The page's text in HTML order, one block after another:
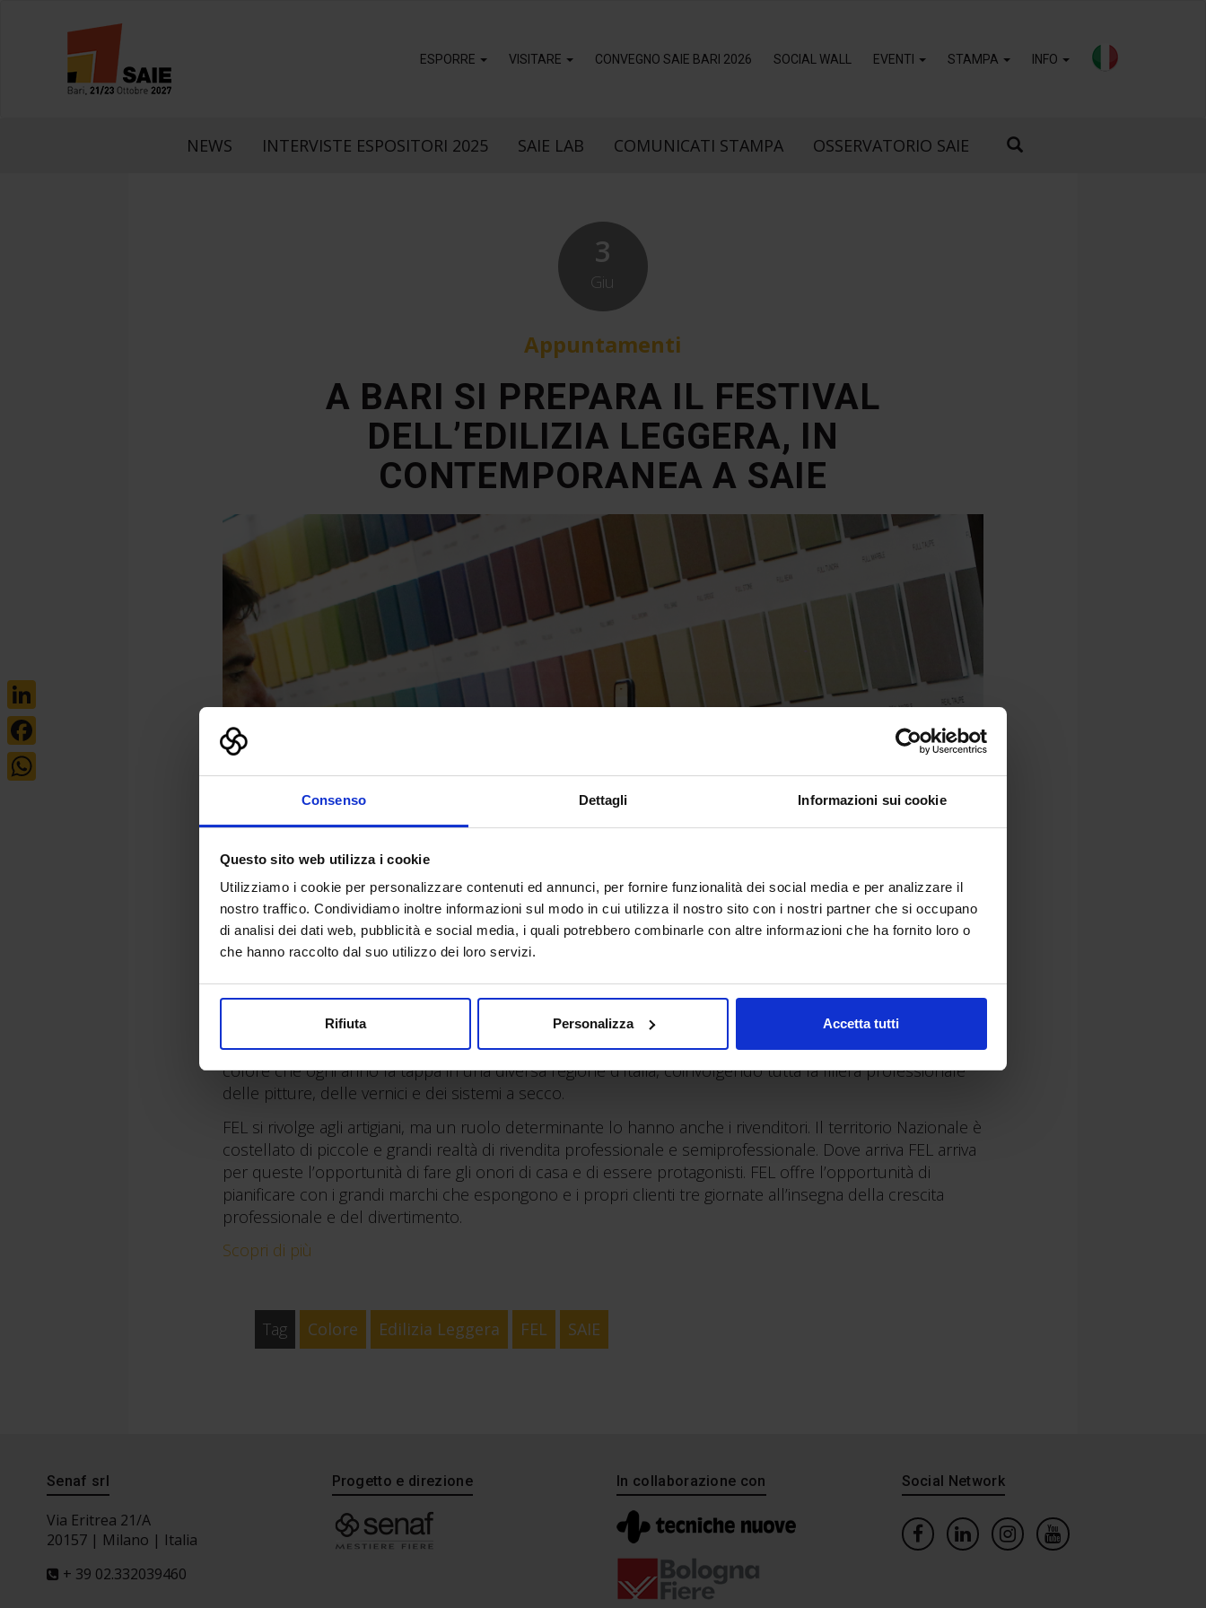
Consenso Dettagli Informazioni sui cookie
Questo sito web utilizza i cookie
Utilizziamo i cookie per personalizzare contenuti ed annunci, per fornire funzionalità dei social media e per analizzare il
nostro traffico. Condividiamo inoltre informazioni sul modo in cui utilizza il nostro sito con i nostri partner che si occupano
di analisi dei dati web, pubblicità e social media, i quali potrebbero combinarle con altre informazioni che ha fornito loro o
che hanno raccolto dal suo utilizzo dei loro servizi.
Rifiuta Personalizza Accetta tutti
ESPORRE VISITARE CONVEGNO SAIE BARI 2026 SOCIAL WALL EVENTI STAMPA INFO
NEWS INTERVISTE ESPOSITORI 2025 SAIE LAB COMUNICATI STAMPA OSSERVATORIO SAIE
3
Giu
Appuntamenti
A BARI SI PREPARA IL FESTIVAL
DELL’EDILIZIA LEGGERA, IN
CONTEMPORANEA A SAIE
24-26 ottobre: a Bari arriva FEL, il Festival dell’Edilizia Leggera, l’evento di riferimento del settore finiture e
colore che ogni anno fa tappa in una diversa regione d’Italia, coinvolgendo tutta la filiera professionale
delle pitture, delle vernici e dei sistemi a secco.
FEL si rivolge agli artigiani, ma un ruolo determinante lo hanno anche i rivenditori. Il territorio Nazionale è
costellato di piccole e grandi realtà di rivendita professionale e semiprofessionale. Dove arriva FEL arriva
per queste l’opportunità di fare gli onori di casa e di essere protagonisti. FEL offre l’opportunità di
pianificare con i grandi marchi che espongono e i propri clienti tre giornate all’insegna della crescita
professionale e del divertimento.
Scopri di più
Tag Colore Edilizia Leggera FEL SAIE
Senaf srl
Via Eritrea 21/A
20157 | Milano | Italia
+ 39 02.332039460
Progetto e direzione In collaborazione con Social Network
LinkedIn
Facebook